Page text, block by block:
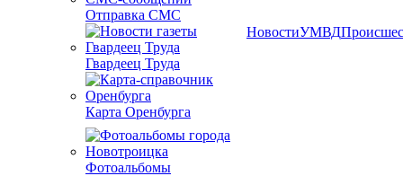
Отправка СМС
Гвардеец Труда
Карта Оренбурга
Фотоальбомы
НовостиУМВД